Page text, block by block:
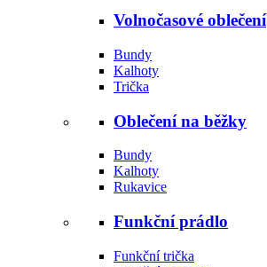
Volnočasové oblečení
Bundy
Kalhoty
Trička
Oblečení na běžky
Bundy
Kalhoty
Rukavice
Funkční prádlo
Funkční trička